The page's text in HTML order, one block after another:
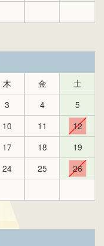
木 金
土
3 4
5
10 11
12
17 18
19
24 25
26